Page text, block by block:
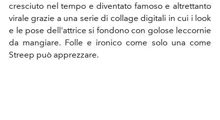
cresciuto nel tempo e diventato famoso e altrettanto
virale grazie a una serie di collage digitali in cui i look
e le pose dell'attrice si fondono con golose leccornie
da mangiare. Folle e ironico come solo una come
Streep può apprezzare.